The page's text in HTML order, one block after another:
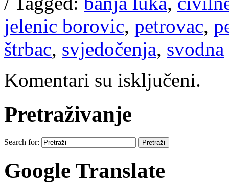
jelenic borovic, petrovac,
štrbac, svjedočenja, svodna
Komentari su isključeni.
Pretraživanje
Search for:
Google Translate